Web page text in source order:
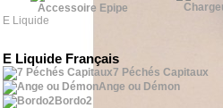
Accessoire Epipe
E Liquide
E Liquide Français
7 Péchés Capitaux
Ange ou Démon
Bordo2